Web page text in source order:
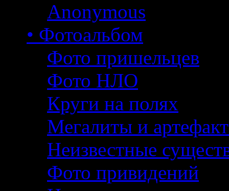
Anonymous
• Фотоальбом
Фото пришельцев
Фото НЛО
Круги на полях
Мегалиты и
Неизвестные
Фото привидений